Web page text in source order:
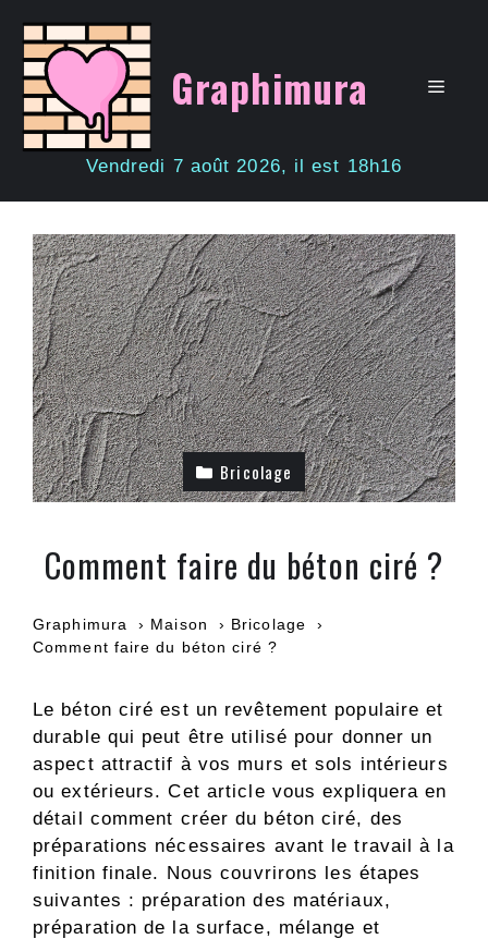
contenu
Graphimura Menu
Vendredi 7 août 2026, il est 18h16
Bricolage
Comment faire du béton ciré ?
Graphimura Maison
Bricolage
Comment faire du béton ciré ?
Le béton ciré est un revêtement populaire et
durable qui peut être utilisé pour donner un
aspect attractif à vos murs et sols intérieurs
ou extérieurs. Cet article vous expliquera en
détail comment créer du béton ciré, des
préparations nécessaires avant le travail à la
finition finale. Nous couvrirons les étapes
suivantes : préparation des matériaux,
préparation de la surface, mélange et